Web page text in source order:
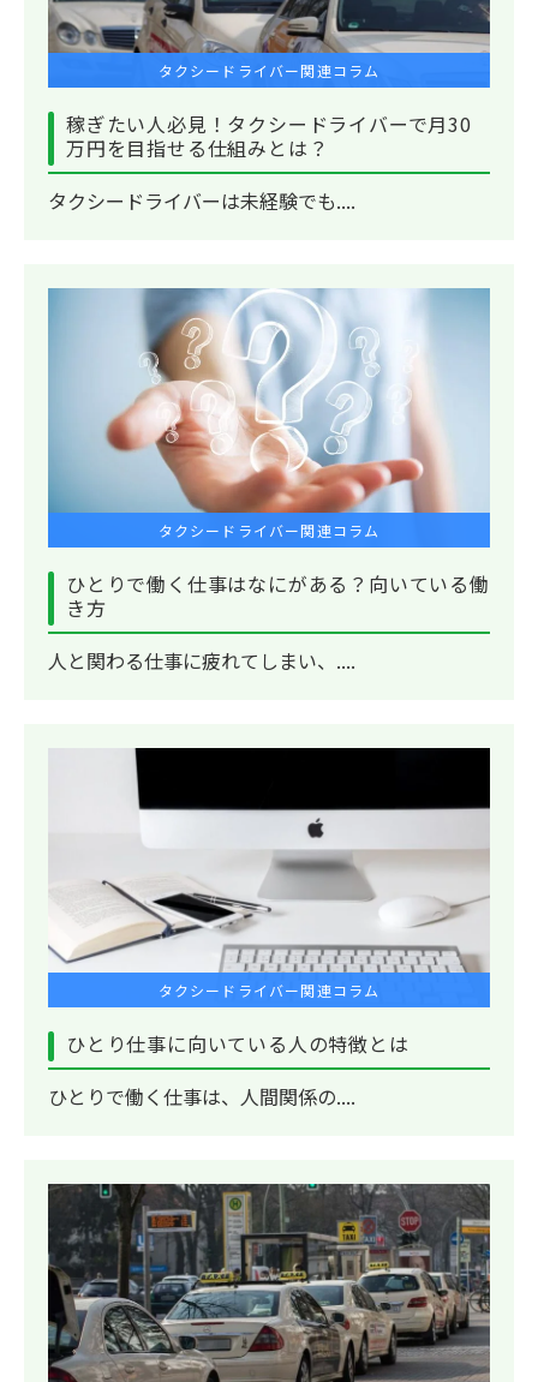
タクシードライバー関連コラム
稼ぎたい人必見！タクシードライバーで月30
万円を目指せる仕組みとは？
タクシードライバーは未経験でも....
タクシードライバー関連コラム
ひとりで働く仕事はなにがある？向いている働
き方
人と関わる仕事に疲れてしまい、....
タクシードライバー関連コラム
ひとり仕事に向いている人の特徴とは
ひとりで働く仕事は、人間関係の....